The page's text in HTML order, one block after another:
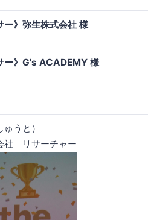
ー》弥生株式会社 様
ー》G's ACADEMY 様
ゅうと）
社 リサーチャー